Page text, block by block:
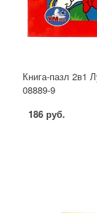
Книга-пазл 2в1
08889-9
186 руб.